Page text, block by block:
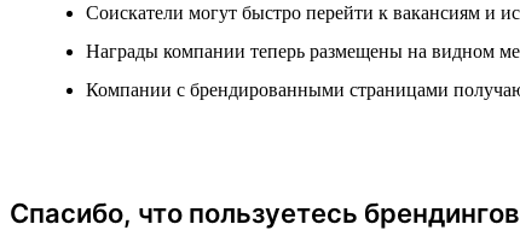
Соискатели могут быстро перейти к вакансиям и
Награды компании теперь размещены на видном
Компании с брендированными страницами
Спасибо, что пользуетесь